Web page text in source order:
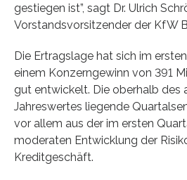
gestiegen ist”, sagt Dr. Ulrich
Vorstandsvorsitzender der KfW
Die Ertragslage hat sich im
einem Konzerngewinn von 391
gut entwickelt. Die oberhalb des
Jahreswertes liegende
vor allem aus der im ersten
moderaten Entwicklung der
Kreditgeschäft.